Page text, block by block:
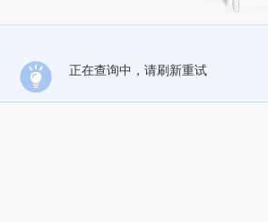
正在查询中，请刷新重试